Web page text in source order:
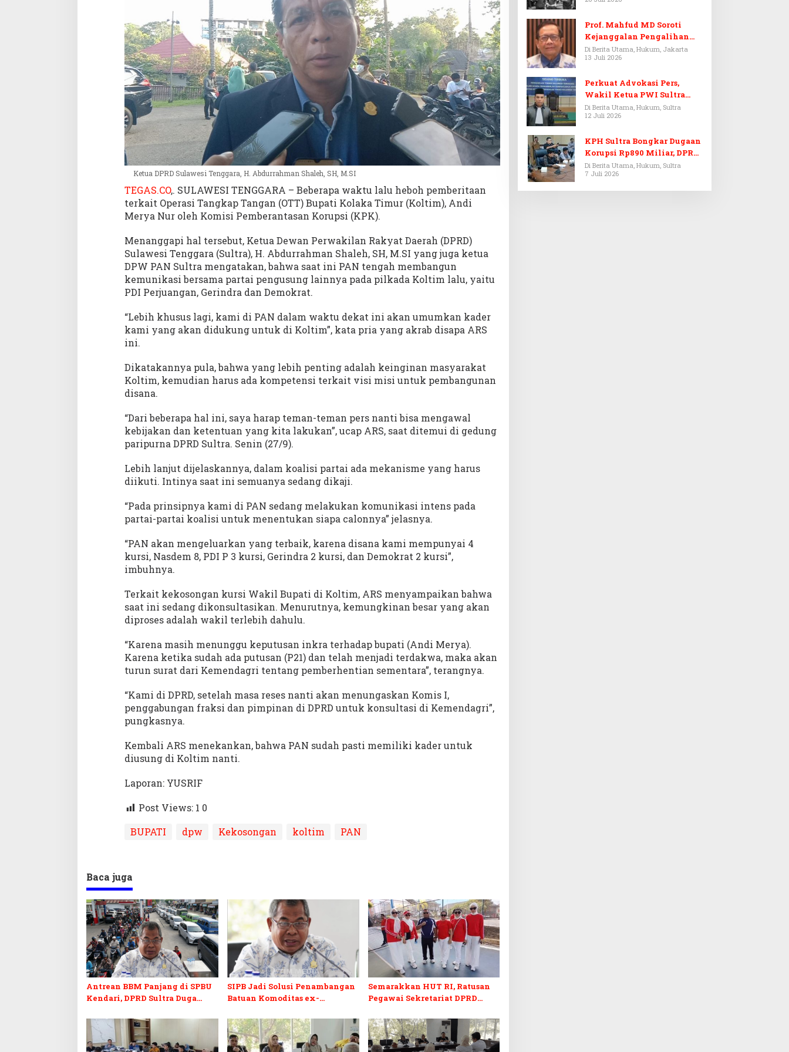
n
i
K
a
t
a
K
e
t
a
P
W
A
N
Ketua DPRD Sulawesi Tenggara, H. Abdurrahman Shaleh, SH, M.SI
TEGAS.CO,. SULAWESI TENGGARA – Beberapa waktu lalu heboh pemberitaan
terkait Operasi Tangkap Tangan (OTT) Bupati Kolaka Timur (Koltim), Andi
Merya Nur oleh Komisi Pemberantasan Korupsi (KPK).
Menanggapi hal tersebut, Ketua Dewan Perwakilan Rakyat Daerah (DPRD)
Sulawesi Tenggara (Sultra), H. Abdurrahman Shaleh, SH, M.SI yang juga ketua
DPW PAN Sultra mengatakan, bahwa saat ini PAN tengah membangun
kemunikasi bersama partai pengusung lainnya pada pilkada Koltim lalu, yaitu
PDI Perjuangan, Gerindra dan Demokrat.
“Lebih khusus lagi, kami di PAN dalam waktu dekat ini akan umumkan kader
kami yang akan didukung untuk di Koltim”, kata pria yang akrab disapa ARS
ini.
Dikatakannya pula, bahwa yang lebih penting adalah keinginan masyarakat
Koltim, kemudian harus ada kompetensi terkait visi misi untuk pembangunan
disana.
“Dari beberapa hal ini, saya harap teman-teman pers nanti bisa mengawal
kebijakan dan ketentuan yang kita lakukan”, ucap ARS, saat ditemui di gedung
paripurna DPRD Sultra. Senin (27/9).
Lebih lanjut dijelaskannya, dalam koalisi partai ada mekanisme yang harus
diikuti. Intinya saat ini semuanya sedang dikaji.
“Pada prinsipnya kami di PAN sedang melakukan komunikasi intens pada
partai-partai koalisi untuk menentukan siapa calonnya” jelasnya.
“PAN akan mengeluarkan yang terbaik, karena disana kami mempunyai 4
kursi, Nasdem 8, PDI P 3 kursi, Gerindra 2 kursi, dan Demokrat 2 kursi”,
imbuhnya.
Terkait kekosongan kursi Wakil Bupati di Koltim, ARS menyampaikan bahwa
saat ini sedang dikonsultasikan. Menurutnya, kemungkinan besar yang akan
diproses adalah wakil terlebih dahulu.
“Karena masih menunggu keputusan inkra terhadap bupati (Andi Merya).
Karena ketika sudah ada putusan (P21) dan telah menjadi terdakwa, maka akan
turun surat dari Kemendagri tentang pemberhentian sementara”, terangnya.
“Kami di DPRD, setelah masa reses nanti akan menungaskan Komis I,
penggabungan fraksi dan pimpinan di DPRD untuk konsultasi di Kemendagri”,
pungkasnya.
Kembali ARS menekankan, bahwa PAN sudah pasti memiliki kader untuk
diusung di Koltim nanti.
Laporan: YUSRIF
Post Views: 1 0
BUPATI
dpw Kekosongan koltim PAN
Baca juga
Antrean BBM Panjang di SPBU
Kendari, DPRD Sultra Duga
SIPB Jadi Solusi Penambangan
Batuan Komoditas ex-
Semarakkan HUT RI, Ratusan
Pegawai Sekretariat DPRD
Prof. Mahfud MD Soroti
Kejanggalan Pengalihan
Penyelidikan Tersangka
Febrie Adriansyah
Di Berita Utama, Hukum, Jakarta
13 Juli 2026
Perkuat Advokasi Pers,
Wakil Ketua PWI Sultra
Resmi Dilantik Menjadi
Advokat PERADI
Di Berita Utama, Hukum, Sultra
12 Juli 2026
KPH Sultra Bongkar Dugaan
Korupsi Rp890 Miliar, DPRD
Sultra Gelar RDP
Di Berita Utama, Hukum, Sultra
7 Juli 2026